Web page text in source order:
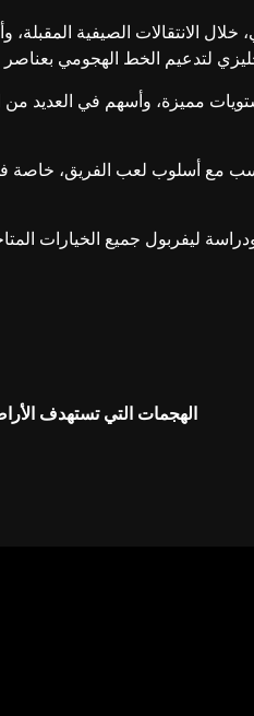
الانتقالات الصيفية
لتدعيم الخط الهجومي
مميزة، وأسهم في العديد
مع أسلوب لعب الفريق، خاصة
ليفربول جميع الخيارات
الهجمات التي تستهدف